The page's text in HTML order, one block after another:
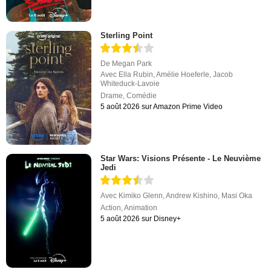
Sterling Point
De Megan Park
Avec Ella Rubin ,Amélie Hoeferle ,Jacob
Whiteduck-Lavoie
Drame ,Comédie
5 août 2026 sur Amazon Prime Video
Star Wars: Visions Présente - Le Neuvième
Jedi
Avec Kimiko Glenn,Andrew Kishino, Masi Oka
Action,Animation
5 août 2026 sur Disney+